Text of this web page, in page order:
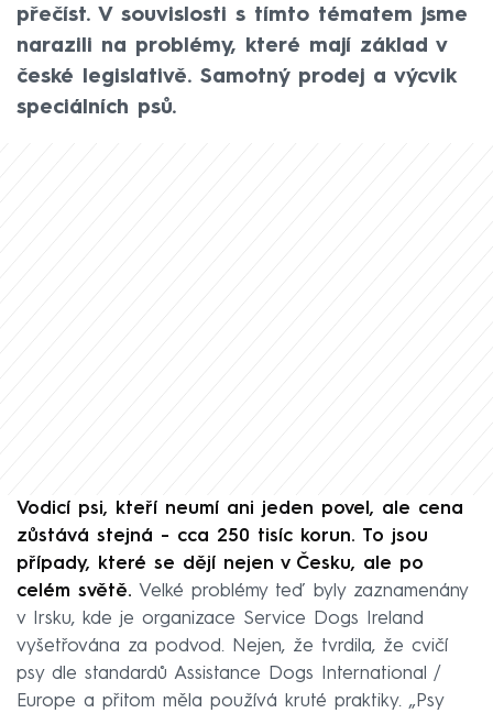
přečíst. V souvislosti s tímto tématem jsme
narazili na problémy, které mají základ v
české legislativě. Samotný prodej a výcvik
speciálních psů.
Vodicí psi, kteří neumí ani jeden povel, ale cena
zůstává stejná - cca 250 tisíc korun. To jsou
případy, které se dějí nejen v Česku, ale po
celém světě. Velké problémy teď byly zaznamenány
v Irsku, kde je organizace Service Dogs Ireland
vyšetřována za podvod. Nejen, že tvrdila, že cvičí
psy dle standardů Assistance Dogs International /
Europe a přitom měla používá kruté praktiky. „Psy